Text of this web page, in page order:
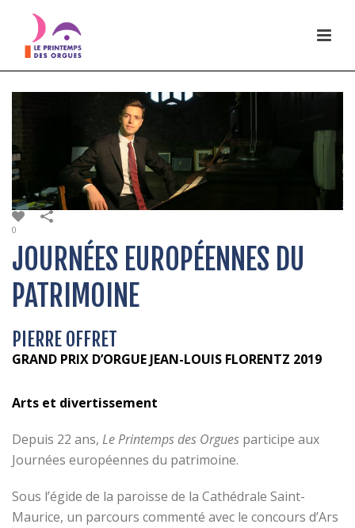
0
JOURNÉES EUROPÉENNES DU
PATRIMOINE
PIERRE OFFRET
GRAND PRIX D’ORGUE JEAN-LOUIS FLORENTZ 2019
Arts et divertissement
Depuis 22 ans, Le Printemps des Orgues participe aux
Journées européennes du patrimoine.
Sous l’égide de la paroisse de la Cathédrale Saint-
Maurice, un parcours commenté avec le concours d’Ars